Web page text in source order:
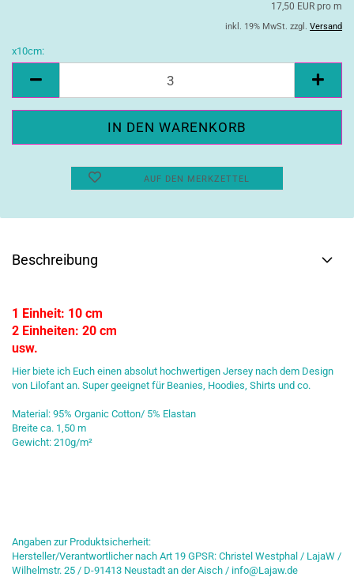
17,50 EUR pro m
inkl. 19% MwSt. zzgl. Versand
x10cm:
AUF DEN MERKZETTEL
Beschreibung
1 Einheit: 10 cm
2 Einheiten: 20 cm
usw.
Hier biete ich Euch einen absolut hochwertigen Jersey nach dem Design
von Lilofant an. Super geeignet für Beanies, Hoodies, Shirts und co.
Material: 95% Organic Cotton/ 5% Elastan
Breite ca. 1,50 m
Gewicht: 210g/m²
Angaben zur Produktsicherheit:
Hersteller/Verantwortlicher nach Art 19 GPSR: Christel Westphal / LajaW /
Wilhelmstr. 25 / D-91413 Neustadt an der Aisch / info@Lajaw.de